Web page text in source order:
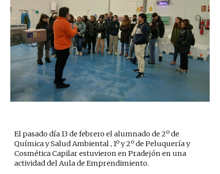
El pasado día 13 de febrero el alumnado de 2º de
Química y Salud Ambiental , 1º y 2º de Peluquería y
Cosmética Capilar estuvieron en Pradejón en una
actividad del Aula de Emprendimiento.